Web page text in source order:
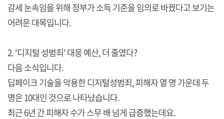
감세 눈속임을 위해 정부가 소득 기준을 임의로 바꿨다고 보기는
어려운 대목입니다.
2. '디지털 성범죄' 대응 예산, 더 줄였다?
다음 소식입니다.
딥페이크 기술을 악용한 디지털성범죄, 피해자 열 명 가운데 두
명은 10대인 것으로 나타났습니다.
최근 6년 간 피해자 수가 스무 배 넘게 급증했는데요.